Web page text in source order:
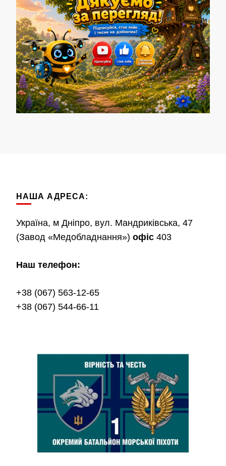
НАША АДРЕСА:
Україна, м Дніпро, вул. Мандриківська, 47
(Завод «Медобладнання») офіс 403
Наш телефон:
+38 (067) 563-12-65
+38 (067) 544-66-11